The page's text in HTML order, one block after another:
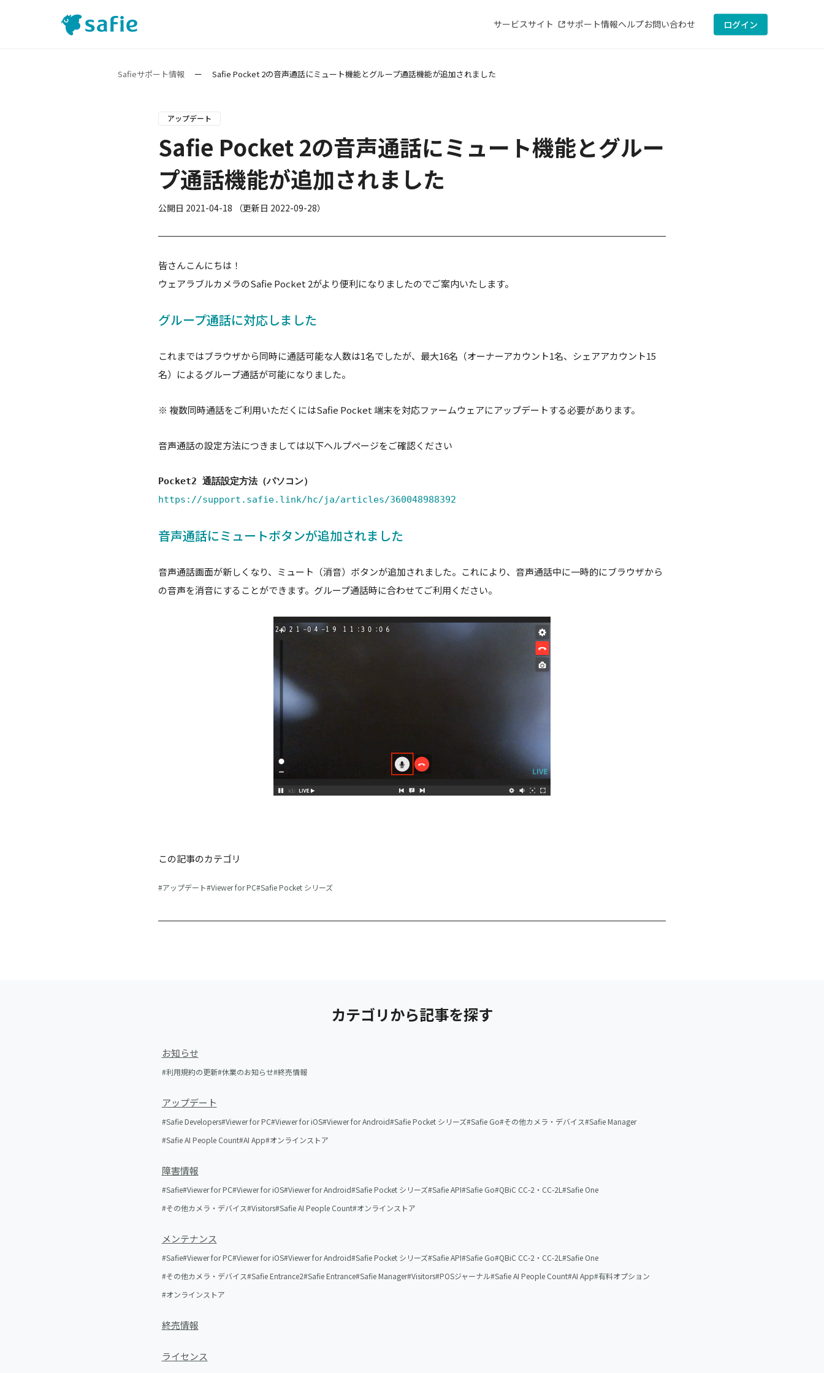
サービスサイト サポート情報ヘルプお問い合わせ ログイン
Safieサポート情報 ー Safie Pocket 2の音声通話にミュート機能とグループ通話機能が追加されました
アップデート
Safie Pocket 2の音声通話にミュート機能とグルー
プ通話機能が追加されました
公開日 2021-04-18 （更新日 2022-09-28）
皆さんこんにちは！
ウェアラブルカメラのSafie Pocket 2がより便利になりましたのでご案内いたします。
グループ通話に対応しました
これまではブラウザから同時に通話可能な人数は1名でしたが、最大16名（オーナーアカウント1名、シェアアカウント15
名）によるグループ通話が可能になりました。
※ 複数同時通話をご利用いただくにはSafie Pocket 端末を対応ファームウェアにアップデートする必要があります。
音声通話の設定方法につきましては以下ヘルプページをご確認ください
Pocket2 通話設定方法（パソコン）
https://support.safie.link/hc/ja/articles/360048988392
音声通話にミュートボタンが追加されました
音声通話画面が新しくなり、ミュート（消音）ボタンが追加されました。これにより、音声通話中に一時的にブラウザから
の音声を消音にすることができます。グループ通話時に合わせてご利用ください。
この記事のカテゴリ
アップデート Viewer for PC Safie Pocket シリーズ
カテゴリから記事を探す
お知らせ
利用規約の更新 休業のお知らせ 終売情報
アップデート
Safie Developers Viewer for PC Viewer for iOS Viewer for Android Safie Pocket シリーズ Safie Go その他カメラ・デバイス Safie Manager
Safie AI People Count AI App オンラインストア
障害情報
Safie Viewer for PC Viewer for iOS Viewer for Android Safie Pocket シリーズ Safie API Safie Go QBiC CC-2・CC-2L
Safie One
その他カメラ・デバイス Visitors Safie AI People Count オンラインストア
メンテナンス
Safie Viewer for PC Viewer for iOS Viewer for Android Safie Pocket シリーズ Safie API Safie Go QBiC CC-2・CC-2L
Safie One
その他カメラ・デバイス Safie Entrance2 Safie Entrance Safie Manager Visitors POSジャーナル Safie AI People Count AI App 有料オプション
オンラインストア
終売情報
ライセンス